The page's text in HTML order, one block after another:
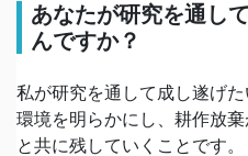
あなたが研究を通し
んですか？
私が研究を通して成し遂げ
環境を明らかにし、耕作放
と共に残していくことです。